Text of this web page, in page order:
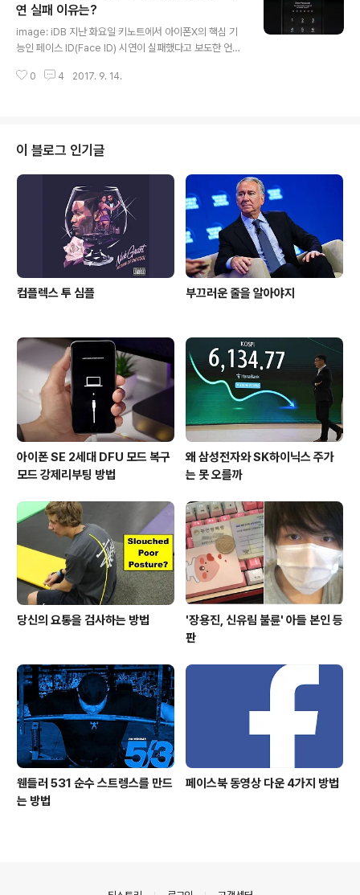
할 것이다. First look: iPhone 8 series with A11 Bio
nic chip, wireless charging, more아이폰8 아이폰8
플러스 핸즈온 첫인상 스티브잡스(Steve Jobs)가 대중
들을 열광 시킨 것들이 한 둘이겠냐만, 그중 애플 이벤트에
관한 "One more thing." 을..
연 실패 이유는?
image: iDB 지난 화요일 키노트에서 아이폰X의 핵심 기
능인 페이스 ID(Face ID) 시연이 실패했다고 보도한 언론
은 수요일 이 핸드셋이 애플의 원래 의도(?)데로 정확하게
해제가 되지 않은 것을 보인 다음, 재시도를 해야했다. 이것
이 페이스 ID 실패의 증거로 불리면서 논란의 중심이 되고
있다. 아래 동영상에서 볼 수 있듯이, 페더리기는 아이폰X
를 페이스 ID로 잠금해제를 시도한다. 이것을 위해서는 사
용자가 트루뎁스 카메라를 바라보고 화면 홈버튼 위치에서
0 4 2017. 9. 14.
이 블로그 인기글
컴플렉스 투 심플 부끄러운 줄을 알아야지
아이폰 SE 2세대 DFU 모드 복구
모드 강제리부팅 방법
왜 삼성전자와 SK하이닉스 주가
는 못 오를까
당신의 요통을 검사하는 방법
'장용진, 신유림 불륜' 아들 본인 등
판
웬들러 531 순수 스트렝스를 만드
는 방법
페이스북 동영상 다운 4가지 방법